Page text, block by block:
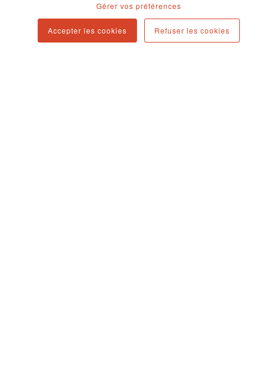
Gérer vos préférences
Accepter les cookies Refuser les cookies